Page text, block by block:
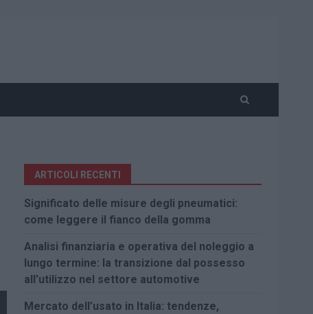
ARTICOLI RECENTI
Significato delle misure degli pneumatici:
come leggere il fianco della gomma
Analisi finanziaria e operativa del noleggio a
lungo termine: la transizione dal possesso
all’utilizzo nel settore automotive
Mercato dell’usato in Italia: tendenze,